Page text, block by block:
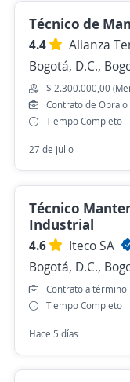
Técnico de
4.4
Alianza
Bogotá, D.C.,
$ 2.300.000,00
Contrato de Obra
Tiempo Completo
27 de julio
Técnico
Industrial
4.6
Iteco SA
Bogotá, D.C.,
Contrato a
Tiempo Completo
Hace 5 días